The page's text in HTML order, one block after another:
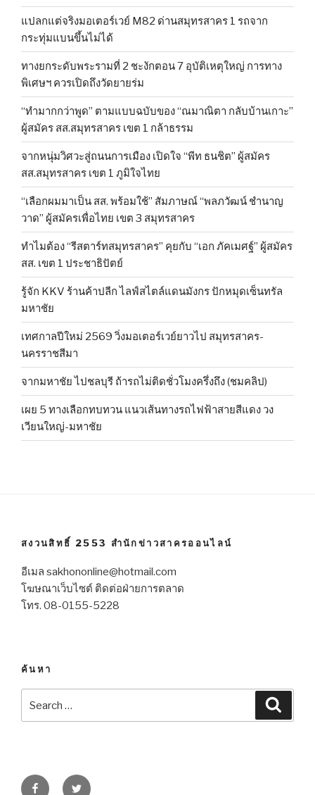
แปลกแต่จริงมอเตอร์เวย์ M82 ด่านสมุทรสาคร 1 รถจาก
กระทุ่มแบนขึ้นไม่ได้
ทางยกระดับพระรามที่ 2 ชะงักตอน 7 อุบัติเหตุใหญ่ การทาง
พิเศษฯ ควรเปิดถึงวัดยายร่ม
“ทำมากกว่าพูด” ตามแบบฉบับของ “ณมาณิตา กลับบ้านเกาะ”
ผู้สมัคร สส.สมุทรสาคร เขต 1 กล้าธรรม
จากหนุ่มวิศวะสู่ถนนการเมือง เปิดใจ “พีท ธนชิต” ผู้สมัคร
สส.สมุทรสาคร เขต 1 ภูมิใจไทย
“เลือกผมมาเป็น สส. พร้อมใช้” สัมภาษณ์ “พลภวัฒน์ ชำนาญ
วาด” ผู้สมัครเพื่อไทย เขต 3 สมุทรสาคร
ทำไมต้อง “รีสตาร์ทสมุทรสาคร” คุยกับ “เอก ภัคเมศฐ์” ผู้สมัคร
สส. เขต 1 ประชาธิปัตย์
รู้จัก KKV ร้านค้าปลีก ไลฟ์สไตล์แดนมังกร ปักหมุดเซ็นทรัล
มหาชัย
เทศกาลปีใหม่ 2569 วิ่งมอเตอร์เวย์ยาวไป สมุทรสาคร-
นครราชสีมา
จากมหาชัย ไปชลบุรี ถ้ารถไม่ติดชั่วโมงครึ่งถึง (ชมคลิป)
เผย 5 ทางเลือกทบทวน แนวเส้นทางรถไฟฟ้าสายสีแดง วง
เวียนใหญ่-มหาชัย
สงวนสิทธิ์ 2553 สำนักข่าวสาครออนไลน์
อีเมล sakhononline@hotmail.com
โฆษณาเว็บไซต์ ติดต่อฝ่ายการตลาด
โทร. 08-0155-5228
ค้นหา
FacebookTwitter